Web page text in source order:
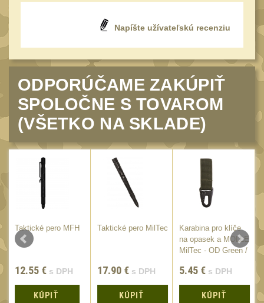
Delta Optical
Vector Optics5
ČIŠTĚNÍ A ÚDRŽBA
Čištění 39
AR1514
AK47
10
.223 (5.56mm)
.243 .260 (6.5mm)
.30 .308 (7.62mm)
.40 .41
.44 .45
Napíšte užívateľskú recenziu
ODPORÚČAME ZAKÚPIŤ
SPOLOČNE S TOVAROM
(VŠETKO NA SKLADE)
Taktické pero MFH
12.55 € s DPH
KÚPIŤ
Taktické pero MilTec
17.90 € s DPH
KÚPIŤ
Karabina pro klíče
na opasek a MOLLE
MilTec - OD Green /
5.45 € s DPH
KÚPIŤ